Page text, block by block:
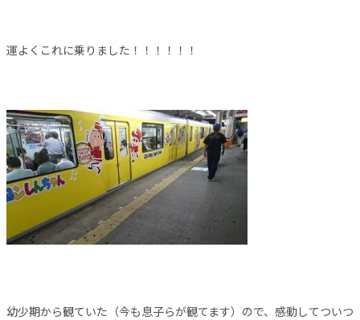
運よくこれに乗りました！！！！！！
幼少期から観ていた（今も息子らが観てます）ので、感動してついつ